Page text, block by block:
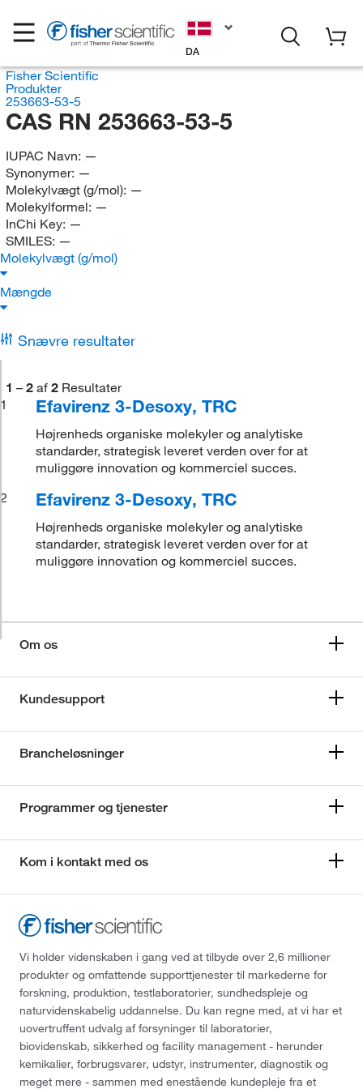
DA
Fisher Scientific
Produkter
253663-53-5
CAS RN 253663-53-5
IUPAC Navn: —
Synonymer: —
Molekylvægt (g/mol): —
Molekylformel: —
InChi Key: —
SMILES: —
Molekylvægt (g/mol)
Mængde
Snævre resultater
1 – 2 af 2 Resultater
1
Efavirenz 3-Desoxy, TRC
Højrenheds organiske molekyler og analytiske
standarder, strategisk leveret verden over for at
muliggøre innovation og kommerciel succes.
2
Efavirenz 3-Desoxy, TRC
Højrenheds organiske molekyler og analytiske
standarder, strategisk leveret verden over for at
muliggøre innovation og kommerciel succes.
Om os
Kundesupport
Brancheløsninger
Programmer og tjenester
Kom i kontakt med os
Vi holder videnskaben i gang ved at tilbyde over 2,6 millioner
produkter og omfattende supporttjenester til markederne for
forskning, produktion, testlaboratorier, sundhedspleje og
naturvidenskabelig uddannelse. Du kan regne med, at vi har et
uovertruffent udvalg af forsyninger til laboratorier,
biovidenskab, sikkerhed og facility management - herunder
kemikalier, forbrugsvarer, udstyr, instrumenter, diagnostik og
meget mere - sammen med enestående kundepleje fra et